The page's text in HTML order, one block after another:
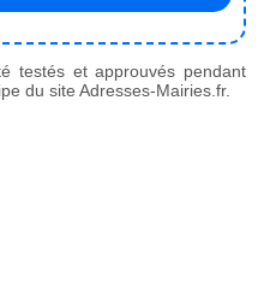
testés et approuvés pendant
du site Adresses-Mairies.fr.